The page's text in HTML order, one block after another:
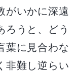
いかに深遠
ろうと、どう
葉に見合わな
非難し逆らい